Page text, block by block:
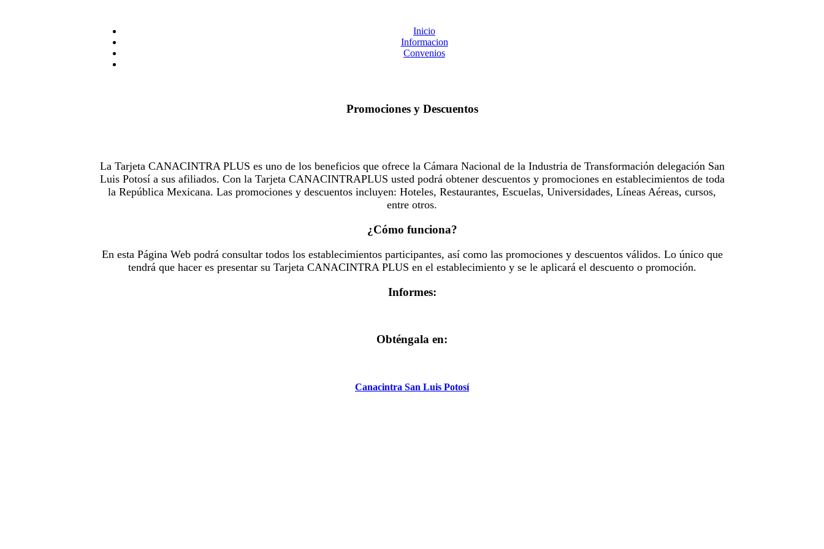
Inicio
Informacion
Convenios
Promociones y Descuentos
La Tarjeta CANACINTRA PLUS es uno de los beneficios que ofrece la Cámara Nacional de la Industria de Transformación delegación San
Luis Potosí a sus afiliados. Con la Tarjeta CANACINTRAPLUS usted podrá obtener descuentos y promociones en establecimientos de toda
la República Mexicana. Las promociones y descuentos incluyen: Hoteles, Restaurantes, Escuelas, Universidades, Líneas Aéreas, cursos,
entre otros.
¿Cómo funciona?
En esta Página Web podrá consultar todos los establecimientos participantes, así como las promociones y descuentos válidos. Lo único que
tendrá que hacer es presentar su Tarjeta CANACINTRA PLUS en el establecimiento y se le aplicará el descuento o promoción.
Informes:
Obténgala en:
Canacintra San Luis Potosí